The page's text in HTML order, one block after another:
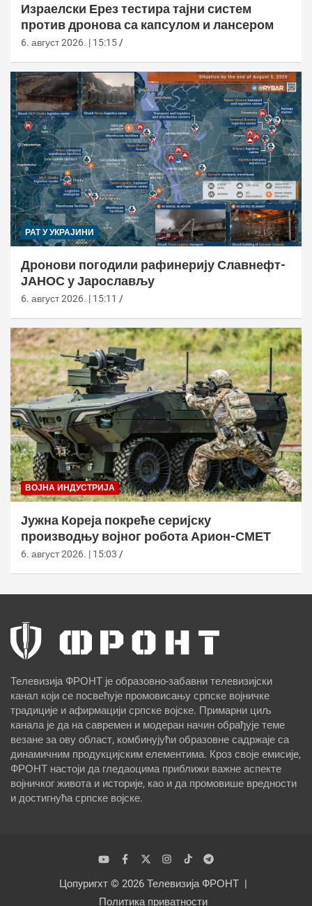
Израелски Ерез тестира тајни систем
против дронова са капсулом и лансером
6. август 2026. | 15:15
РАТ У УКРАЈИНИ
Дронови погодили рафинерију Славнефт-
ЈАНОС у Јарослављу
6. август 2026. | 15:11
ВОЈНА ИНДУСТРИЈА
Јужна Кореја покреће серијску
производњу војног робота Арион-СМЕТ
6. август 2026. | 15:03
Телевизија ФРОНТ је образовно-забавни телевизијски
канал који се посвећује промовисању српске војничке
традиције и афирмацији српске војске. Примарни циљ
канала је да на савремен и модеран начин обрађује теме
везане за ову област, комбинујући образовне садржаје са
динамичним продукцијским елементима. Кроз своје емисије,
ФРОНТ настоји да гледаоцима приближи важне аспекте
војничког живота и историје, као и да промовише вредности
и достигнућа српске војске.
Цопyригхт © 2026 Телевизија ФРОНТ
Политика приватности